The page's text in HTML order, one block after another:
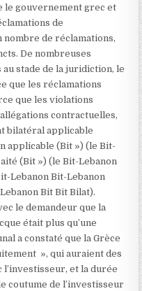
le gouvernement grec et
de
de réclamations,
De nombreuses
stade de la juridiction, le
que les réclamations
que les violations
contractuelles,
bilatéral applicable
applicable (Bit ») (le Bit-
(Bit ») (le Bit-Lebanon
Lebanon Bit-Lebanon
Bit Bit Bilat).
le demandeur que la
était plus qu’une
a constaté que la Grèce
», qui auraient des
et la durée
coutume de l’investisseur